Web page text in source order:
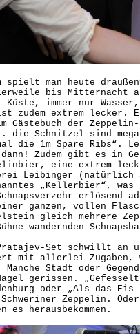
spielt man heute
bis Mitternacht
immer nur
zudem extrem lecker.
Gästebuch der
die Schnitzel sind
die 1m Spare Ribs“.
dann! Zudem gibt es in
eine extrem
Leibinger (natürlich
„Kellerbier“,
erlösend
ganzen, vollen
gleich mehrere
wandernden
Set schwillt an
mit allerlei Zugaben,
Stadt oder
gerissen.
oder „Als das
Zeppelin.
es herausbekommen.